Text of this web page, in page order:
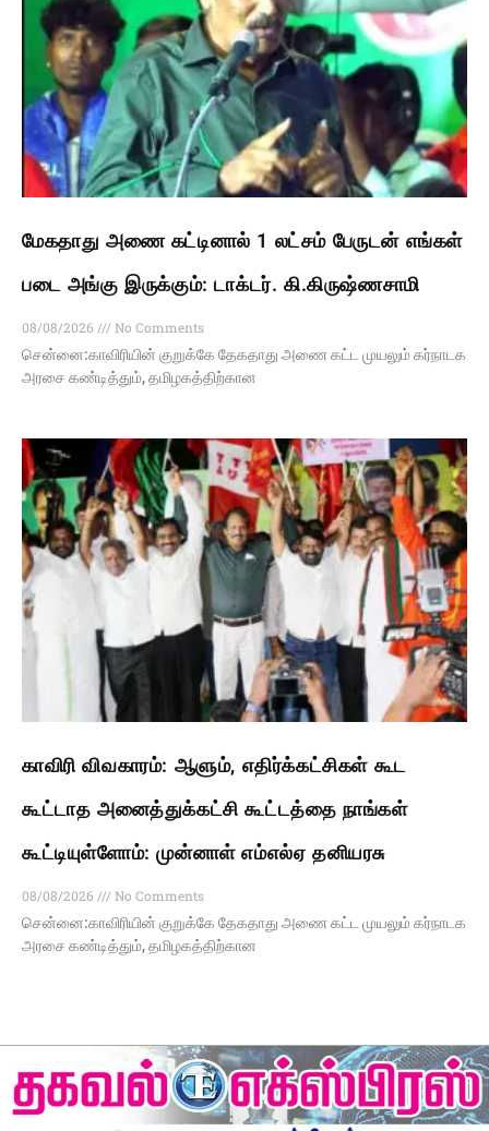
மேகதாது அணை கட்டினால் 1 லட்சம் பேருடன் எங்கள்
படை அங்கு இருக்கும்: டாக்டர். கி.கிருஷ்ணசாமி
08/08/2026
No Comments
சென்னை:காவிரியின் குறுக்கே தேகதாது அணை கட்ட முயலும் கர்நாடக
அரசை கண்டித்தும், தமிழகத்திற்கான
காவிரி விவகாரம்: ஆளும், எதிர்க்கட்சிகள் கூட
கூட்டாத அனைத்துக்கட்சி கூட்டத்தை நாங்கள்
கூட்டியுள்ளோம்: முன்னாள் எம்எல்ஏ தனியரசு
08/08/2026
No Comments
சென்னை:காவிரியின் குறுக்கே தேகதாது அணை கட்ட முயலும் கர்நாடக
அரசை கண்டித்தும், தமிழகத்திற்கான